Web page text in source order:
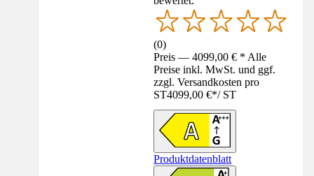
(0)
Preis — 4099,00 € * Alle
Preise inkl. MwSt. und ggf.
zzgl. Versandkosten pro
ST4099,00 €*/ ST
Produktdatenblatt